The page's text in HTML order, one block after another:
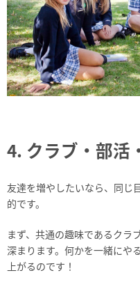
4. クラブ・部活
友達を増やしたいなら、同じ
的です。
まず、共通の趣味であるクラ
深まります。何かを一緒にや
上がるのです！